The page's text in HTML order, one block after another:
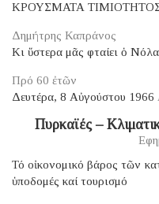
ΚΡΟΥΣΜΑΤΑ
Δημήτρης Καπράνος
Κι ὕστερα μᾶς φταίει ὁ
Πρό 60 ἐτῶν
Δευτέρα, 8 Αὐγούστου 1966
Πυρκαϊές –
Τό οἰκονομικό βάρος τῶν
ὑποδομές καί τουρισμό